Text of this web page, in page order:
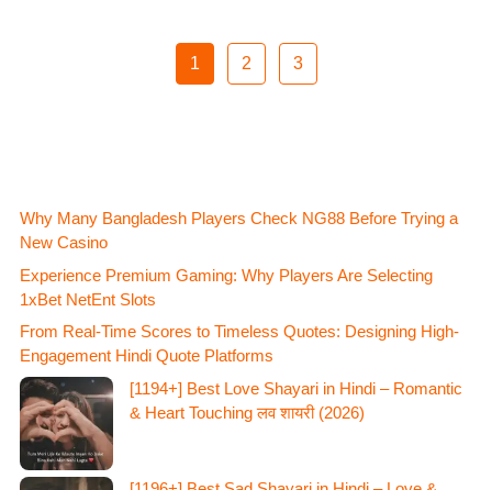
1 2 3
Why Many Bangladesh Players Check NG88 Before Trying a
New Casino
Experience Premium Gaming: Why Players Are Selecting
1xBet NetEnt Slots
From Real-Time Scores to Timeless Quotes: Designing High-
Engagement Hindi Quote Platforms
[1194+] Best Love Shayari in Hindi – Romantic
& Heart Touching लव शायरी (2026)